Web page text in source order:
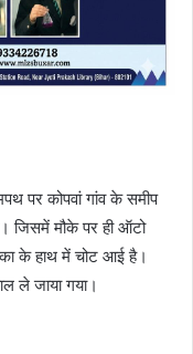
पर कोपवां गांव के समीप
जिसमें मौके पर ही ऑटो
के हाथ में चोट आई है।
ले जाया गया।